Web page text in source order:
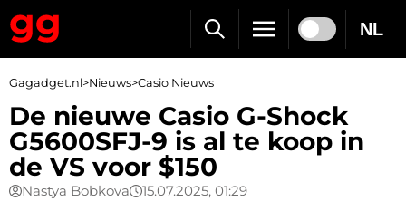
NL
Gagadget.nl>Nieuws>Casio Nieuws
De nieuwe Casio G-Shock
G5600SFJ-9 is al te koop in
de VS voor $150
Nastya Bobkova 15.07.2025, 01:29